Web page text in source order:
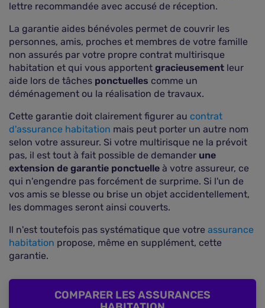
lettre recommandée avec accusé de réception.
La garantie aides bénévoles permet de couvrir les
personnes, amis, proches et membres de votre famille
non assurés par votre propre contrat multirisque
habitation et qui vous apportent gracieusement leur
aide lors de tâches ponctuelles comme un
déménagement ou la réalisation de travaux.
Cette garantie doit clairement figurer au contrat
d'assurance habitation mais peut porter un autre nom
selon votre assureur. Si votre multirisque ne la prévoit
pas, il est tout à fait possible de demander une
extension de garantie ponctuelle à votre assureur, ce
qui n'engendre pas forcément de surprime. Si l'un de
vos amis se blesse ou brise un objet accidentellement,
les dommages seront ainsi couverts.
Il n'est toutefois pas systématique que votre assurance
habitation propose, même en supplément, cette
garantie.
COMPARER LES ASSURANCES